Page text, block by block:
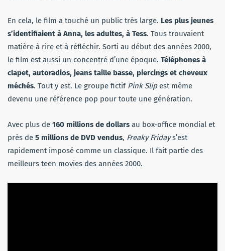
En cela, le film a touché un public très large. Les plus jeunes
s’identifiaient à Anna, les adultes, à Tess. Tous trouvaient
matière à rire et à réfléchir. Sorti au début des années 2000,
le film est aussi un concentré d’une époque. Téléphones à
clapet, autoradios, jeans taille basse, piercings et cheveux
méchés. Tout y est. Le groupe fictif Pink Slipest même
devenu une référence pop pour toute une génération.
Avec plus de 160 millions de dollars au box-office mondial et
près de 5 millions de DVD vendus, Freaky Fridays’est
rapidement imposé comme un classique. Il fait partie des
meilleurs teen movies des années 2000.